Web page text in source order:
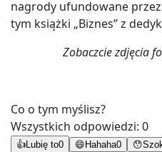
nagrody ufundowane
tym książki „Biznes” z
Zobaczcie zdjęcia
Co o tym myślisz?
Wszystkich odpowiedzi: 0
👍 Lubię to0 😄 Hahaha0 😯